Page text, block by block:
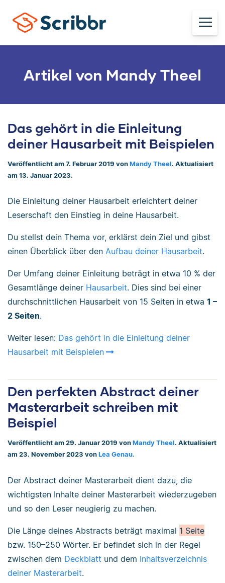
Artikel von Mandy Theel
Das gehört in die Einleitung
deiner Hausarbeit mit Beispielen
Veröffentlicht am 7. Februar 2019 von Mandy Theel. Aktualisiert
am 13. Januar 2023.
Die Einleitung deiner Hausarbeit erleichtert deiner
Leserschaft den Einstieg in deine Hausarbeit.
Du stellst dein Thema vor, erklärst dein Ziel und gibst
einen Überblick über den Aufbau deiner Hausarbeit.
Der Umfang deiner Einleitung beträgt in etwa 10 % der
Gesamtlänge deiner Hausarbeit. Dies sind bei einer
durchschnittlichen Hausarbeit von 15 Seiten in etwa 1 –
2 Seiten.
Weiter lesen: Das gehört in die Einleitung deiner
Hausarbeit mit Beispielen
Den perfekten Abstract deiner
Masterarbeit schreiben mit
Beispiel
Veröffentlicht am 29. Januar 2019 von Mandy Theel. Aktualisiert
am 23. November 2023 von Lea Genau.
Der Abstract deiner Masterarbeit dient dazu, die
wichtigsten Inhalte deiner Masterarbeit wiederzugeben
und so den Leser neugierig zu machen.
Die Länge deines Abstracts beträgt maximal 1 Seite
bzw. 150–250 Wörter. Er befindet sich in der Regel
zwischen dem Deckblatt und dem Inhaltsverzeichnis
deiner Masterarbeit.